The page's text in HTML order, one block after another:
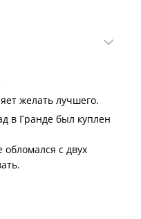
и не
не
является
продукции.
желать лучшего.
в Гранде был куплен
обломался с двух